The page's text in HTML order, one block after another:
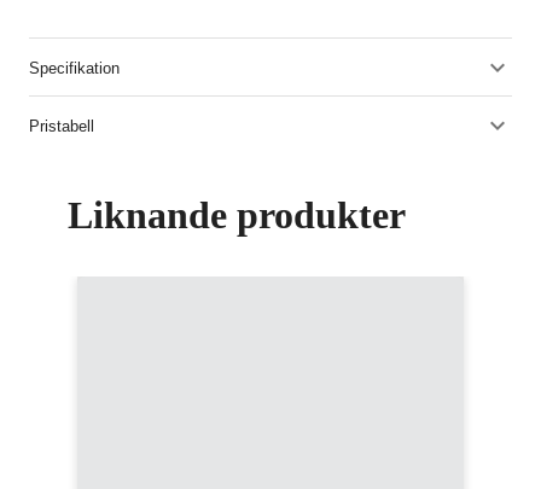
Specifikation
Pristabell
Liknande produkter